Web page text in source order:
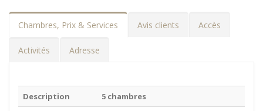
Chambres, Prix & Services Avis clients Accès
Activités Adresse
Description
5 chambres